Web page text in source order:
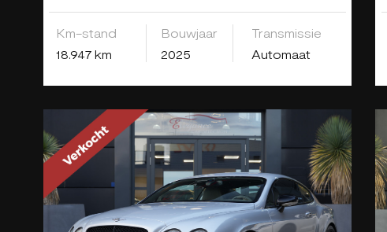
Km-stand
18.947 km
Bouwjaar
2025
Transmissie
Automaat